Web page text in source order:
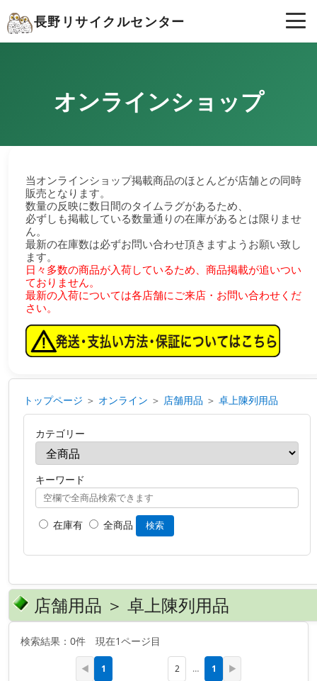
長野リサイクルセンター
オンラインショップ
当オンラインショップ掲載商品のほとんどが店舗との同時
販売となります。
数量の反映に数日間のタイムラグがあるため、
必ずしも掲載している数量通りの在庫があるとは限りませ
ん。
最新の在庫数は必ずお問い合わせ頂きますようお願い致し
ます。
日々多数の商品が入荷しているため、商品掲載が追いつい
ておりません。
最新の入荷については各店舗にご来店・お問い合わせくだ
さい。
トップページ ＞ オンライン ＞ 店舗用品 ＞ 卓上陳列用品
カテゴリー
キーワード
在庫有 全商品 検索
店舗用品 ＞ 卓上陳列用品
検索結果：0件 現在1ページ目
◀ 1 2 … 1 ▶